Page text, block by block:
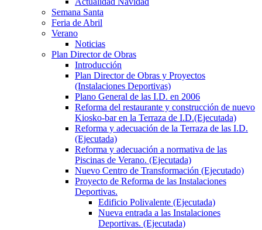
Semana Santa
Feria de Abril
Verano
Noticias
Plan Director de Obras
Introducción
Plan Director de Obras y Proyectos
(Instalaciones Deportivas)
Plano General de las I.D. en 2006
Reforma del restaurante y construcción de nuevo
Kiosko-bar en la Terraza de I.D.(Ejecutada)
Reforma y adecuación de la Terraza de las I.D.
(Ejecutada)
Reforma y adecuación a normativa de las
Piscinas de Verano. (Ejecutada)
Nuevo Centro de Transformación (Ejecutado)
Proyecto de Reforma de las Instalaciones
Deportivas.
Edificio Polivalente (Ejecutada)
Nueva entrada a las Instalaciones
Deportivas. (Ejecutada)